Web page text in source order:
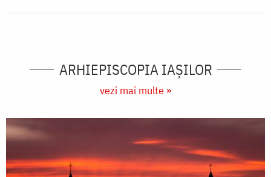
ARHIEPISCOPIA IAŞILOR
vezi mai multe »